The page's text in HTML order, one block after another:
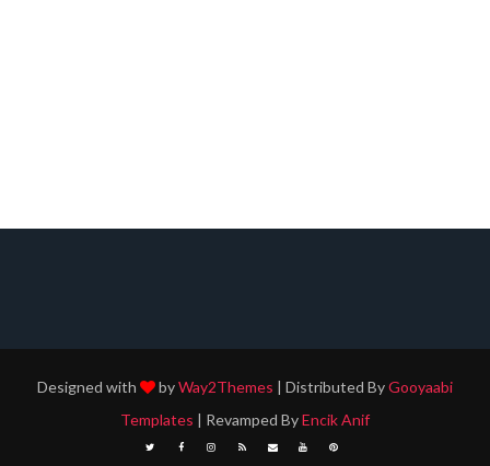
Designed with byWay2Themes | Distributed ByGooyaabi
Templates | Revamped ByEncik Anif